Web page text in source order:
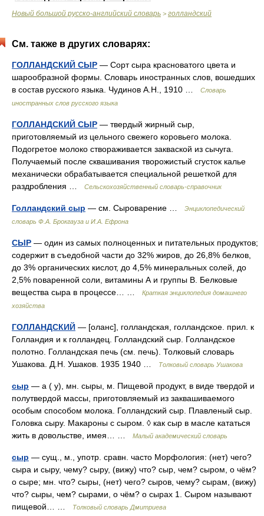
Новый большой русско-английский словарь > голландский
См. также в других словарях:
ГОЛЛАНДСКИЙ СЫР — Сорт сыра красноватого цвета и
шарообразной формы. Словарь иностранных слов, вошедших
в состав русского языка. Чудинов А.Н., 1910 …
Словарь
иностранных слов русского языка
ГОЛЛАНДСКИЙ СЫР — твердый жирный сыр,
приготовляемый из цельного свежего коровьего молока.
Подогретое молоко створаживается закваской из сычуга.
Получаемый после сквашивания творожистый сгусток калье
механически обрабатывается специальной решеткой для
раздробления …
Сельскохозяйственный словарь-справочник
Голландский сыр — см. Сыроварение …
Энциклопедический
словарь Ф.А. Брокгауза и И.А. Ефрона
СЫР — один из самых полноценных и питательных продуктов;
содержит в съедобной части до 32% жиров, до 26,8% белков,
до 3% органических кислот, до 4,5% минеральных солей, до
2,5% поваренной соли, витамины А и группы В. Белковые
вещества сыра в процессе… …
Краткая энциклопедия домашнего
хозяйства
ГОЛЛАНДСКИЙ — [оланс], голландская, голландское. прил. к
Голландия и к голландец. Голландский сыр. Голландское
полотно. Голландская печь (см. печь). Толковый словарь
Ушакова. Д.Н. Ушаков. 1935 1940 …
Толковый словарь Ушакова
сыр — а ( у), мн. сыры, м. Пищевой продукт, в виде твердой и
полутвердой массы, приготовляемый из заквашиваемого
особым способом молока. Голландский сыр. Плавленый сыр.
Головка сыру. Макароны с сыром. ◊ как сыр в масле кататься
жить в довольстве, имея… …
Малый академический словарь
сыр — сущ., м., употр. сравн. часто Морфология: (нет) чего?
сыра и сыру, чему? сыру, (вижу) что? сыр, чем? сыром, о чём?
о сыре; мн. что? сыры, (нет) чего? сыров, чему? сырам, (вижу)
что? сыры, чем? сырами, о чём? о сырах 1. Сыром называют
пищевой… …
Толковый словарь Дмитриева